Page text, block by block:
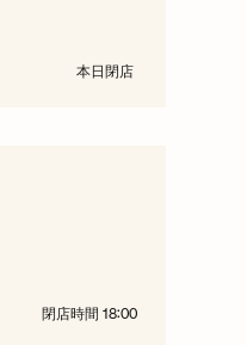
本日閉店
閉店時間 18:00